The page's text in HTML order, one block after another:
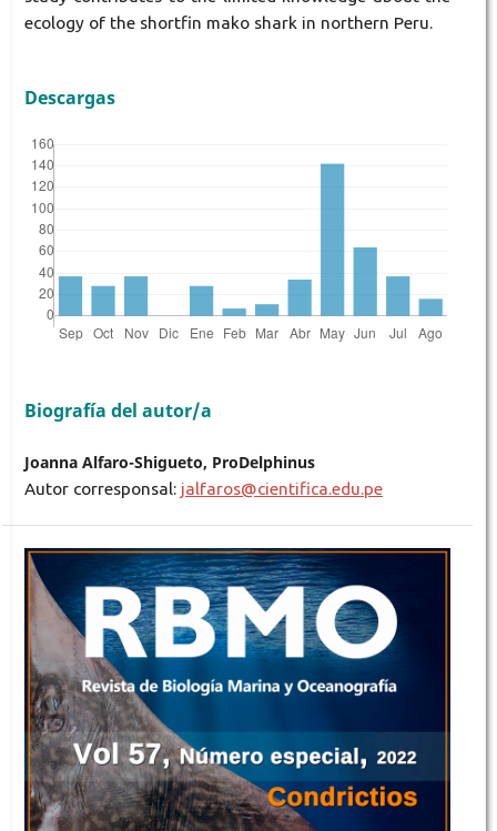
ecology of the shortfin mako shark in northern Peru.
Descargas
Biografía del autor/a
Joanna Alfaro-Shigueto, ProDelphinus
Autor corresponsal: jalfaros@cientifica.edu.pe